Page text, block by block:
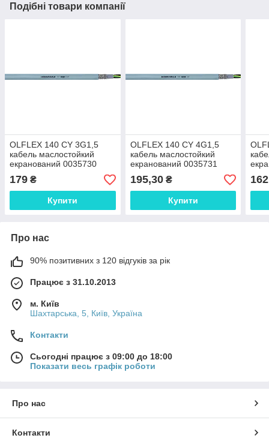
Подібні товари компанії
OLFLEX 140 CY 3G1,5
кабель маслостойкий
екранований 0035730
179 ₴
Купити
OLFLEX 140 CY 4G1,5
кабель маслостойкий
екранований 0035731
195,30₴
Купити
Про нас
90% позитивних з 120 відгуків за рік
Працює з 31.10.2013
м. Київ
Шахтарська, 5, Київ, Україна
Контакти
Сьогодні працює з 09:00 до 18:00
Показати весь графік роботи
Про нас
Контакти